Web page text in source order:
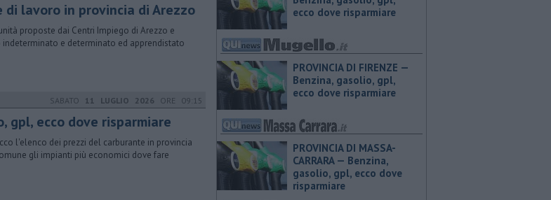
lavoro in provincia di Arezzo
proposte dai Centri Impiego di Arezzo e
e determinato ed apprendistato
SABATO 11 LUGLIO 2026 ORE 09:15
gpl, ecco dove risparmiare
l'elenco dei prezzi del carburante in provincia
gli impianti più economici dove fare
ecco dove risparmiare
PROVINCIA DI FIRENZE — ​
Benzina, gasolio, gpl,
ecco dove risparmiare
PROVINCIA DI MASSA-
CARRARA — ​Benzina,
gasolio, gpl, ecco dove
risparmiare